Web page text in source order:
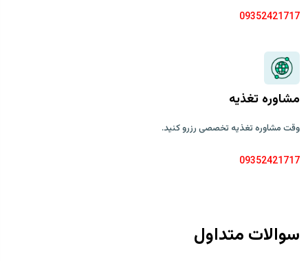
09352421717
مشاوره تغذیه
وقت مشاوره تغذیه تخصصی رزرو کنید.
09352421717
سوالات متداول